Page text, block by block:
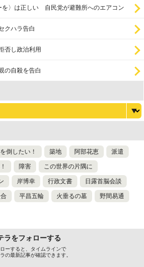
を〉は正しい 自民党が避難所へのエアコン
クハラ告白
否し政治利用
の自殺を告白
倒したい！ 築地 阿部花恵 派遣
障害 この世界の片隅に
岸博幸 行政文書 日露首脳会談
平昌五輪 火垂るの墓 野間易通
ラをフォローする
ーすると、タイムラインで
の最新記事が確認できます。